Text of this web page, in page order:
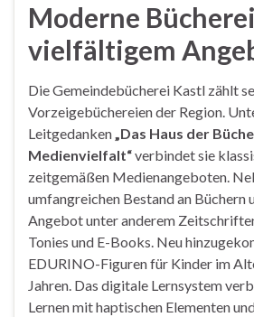
Moderne
vielfältigem
Die Gemeindebücherei Kastl zählt
Vorzeigebüchereien der Region.
Leitgedanken„Das Haus der
Medienvielfalt“verbindet sie
zeitgemäßen Medienangeboten.
umfangreichen Bestand an Büchern
Angebot unter anderem
Tonies und E-Books. Neu
EDURINO-Figuren für Kinder im
Jahren. Das digitale Lernsystem
Lernen mit haptischen Elementen